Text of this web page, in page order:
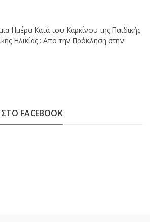
Ημέρα Κατά του Καρκίνου της Παιδικής
Ηλικίας : Απο την Πρόκληση στην
FACEBOOK